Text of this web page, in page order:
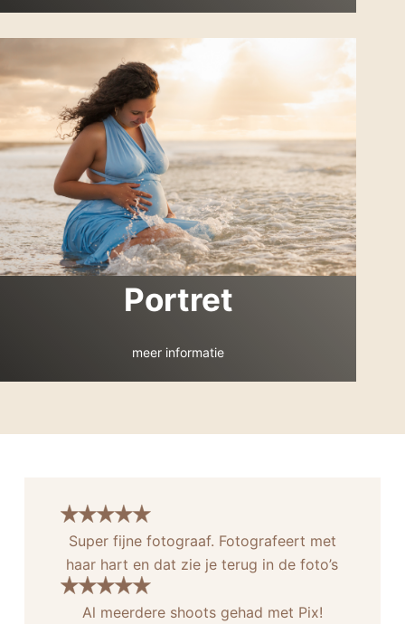
Portret
meer informatie
Super fijne fotograaf. Fotografeert met
haar hart en dat zie je terug in de foto’s
Al meerdere shoots gehad met Pix!